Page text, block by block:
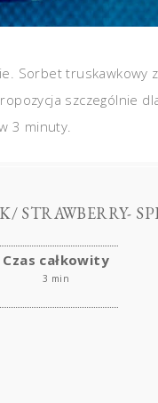
Sorbet truskawkowy
szczególnie
3 minuty.
STRAWBERRY-
Czas całkowity
3 min